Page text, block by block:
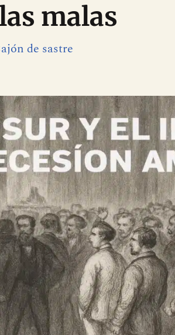
malas
de sastre